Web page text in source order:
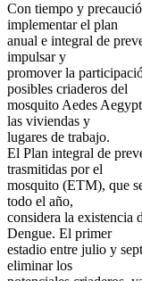
Con tiempo y
implementar el plan
anual e integral de
impulsar y
promover la
posibles criaderos del
mosquito Aedes
las viviendas y
lugares de trabajo.
El Plan integral de
trasmitidas por el
mosquito (ETM), que
todo el año,
considera la existencia
Dengue. El primer
estadio entre julio y
eliminar los